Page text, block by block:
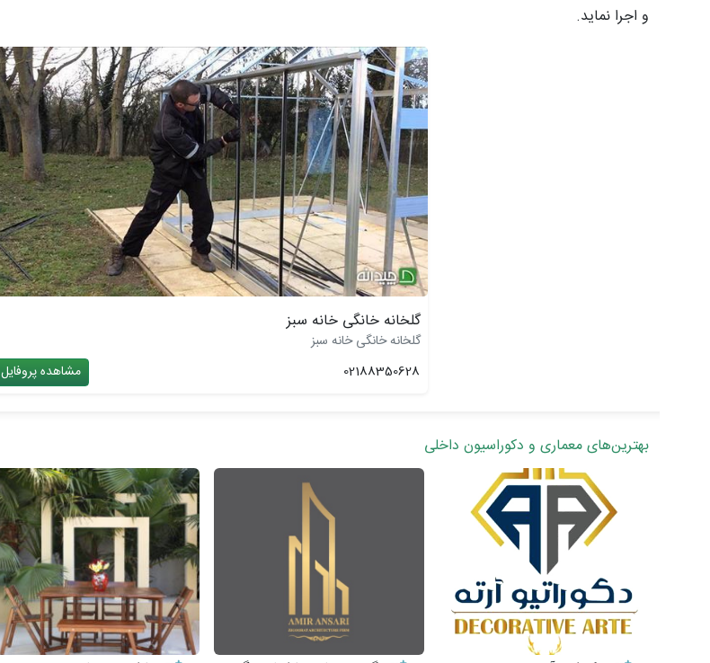
و اجرا نماید.
گلخانه خانگی خانه سبز
گلخانه خانگی خانه سبز
02188350628
مشاهده پروفایل
بهترین‌های معماری و دکوراسیون داخلی